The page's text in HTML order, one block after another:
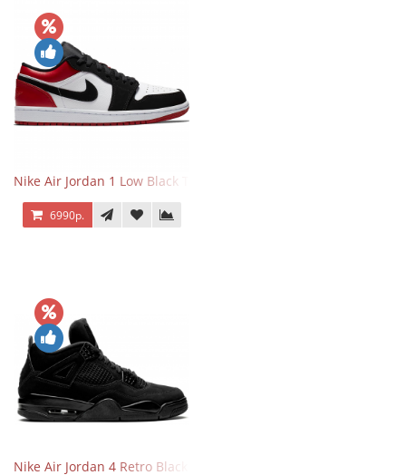
Nike Air Jordan 1 Low Black Toe
6990р.
Nike Air Jordan 4 Retro Black Cat